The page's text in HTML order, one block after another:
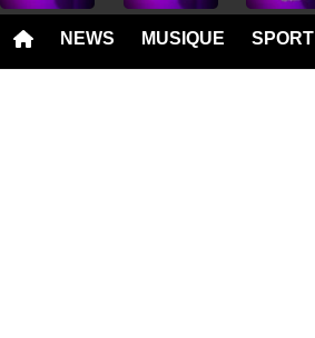
NEWS MUSIQUE SPORT